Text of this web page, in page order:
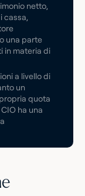
netto,
cassa,
una parte
in materia di
a livello di
un
quota
ha una